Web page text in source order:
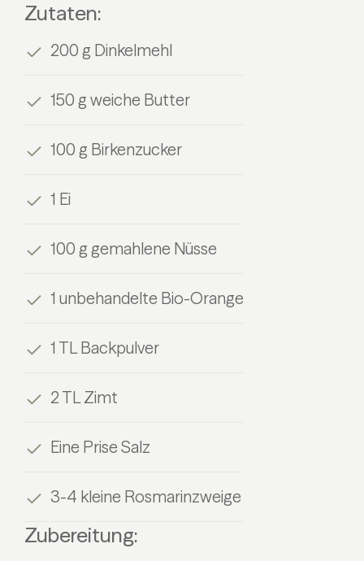
Zutaten:
200 g Dinkelmehl
150 g weiche Butter
100 g Birkenzucker
1 Ei
100 g gemahlene Nüsse
1 unbehandelte Bio-Orange
1 TL Backpulver
2 TL Zimt
Eine Prise Salz
3-4 kleine Rosmarinzweige
Zubereitung: